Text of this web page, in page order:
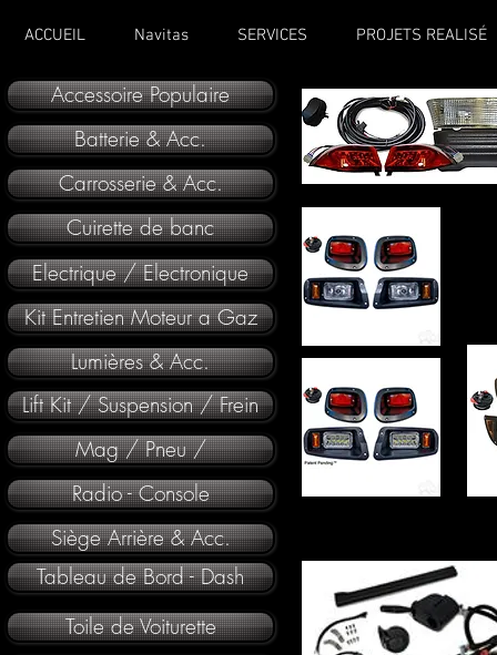
ACCUEIL Navitas SERVICES PROJETS REALISÉ
Accessoire Populaire
Batterie & Acc.
Carrosserie & Acc.
Cuirette de banc
Electrique / Electronique
Kit Entretien Moteur a Gaz
Lumières & Acc.
Lift Kit / Suspension / Frein
Mag / Pneu /
Radio - Console
Siège Arrière & Acc.
Tableau de Bord - Dash
Toile de Voiturette